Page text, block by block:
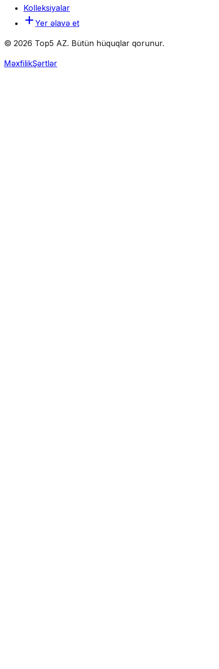
Kolleksiyalar
Yer əlavə et
© 2026 Top5 AZ. Bütün hüquqlar qorunur.
MəxfilikŞərtlər